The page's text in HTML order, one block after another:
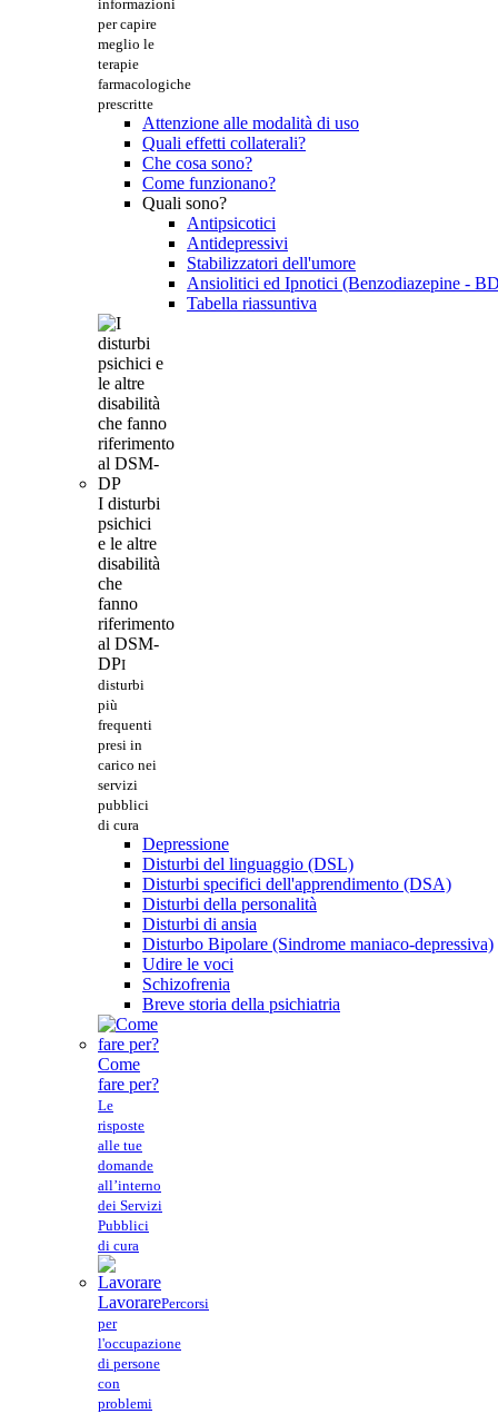
informazioni
per capire
meglio le
terapie
farmacologiche
prescritte
Attenzione alle modalità di uso
Quali effetti collaterali?
Che cosa sono?
Come funzionano?
Quali sono?
Antipsicotici
Antidepressivi
Stabilizzatori dell'umore
Ansiolitici ed Ipnotici (Benzodiazepine -
Tabella riassuntiva
I disturbi
psichici
e le altre
disabilità
che
fanno
riferimento
al DSM-
DPI
disturbi
più
frequenti
presi in
carico nei
servizi
pubblici
di cura
Depressione
Disturbi del linguaggio (DSL)
Disturbi specifici dell'apprendimento (DSA)
Disturbi della personalità
Disturbi di ansia
Disturbo Bipolare (Sindrome maniaco-depressiva)
Udire le voci
Schizofrenia
Breve storia della psichiatria
Come
fare per?
Le
risposte
alle tue
domande
all’interno
dei Servizi
Pubblici
di cura
LavorarePercorsi
per
l'occupazione
di persone
con
problemi